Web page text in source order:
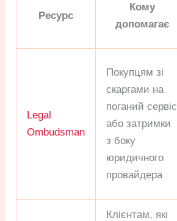
Ресурс
Кому
допомагає
Legal
Ombudsman
Покупцям зі
скаргами на
поганий сервіс
або затримки
з боку
юридичного
провайдера
Клієнтам, які